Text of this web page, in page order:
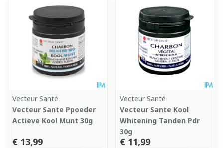
Vecteur Santé
Vecteur Sante Ppoeder
Actieve Kool Munt 30g
€ 13,99
Vecteur Santé
Vecteur Sante Kool
Whitening Tanden Pdr
30g
€ 11,99